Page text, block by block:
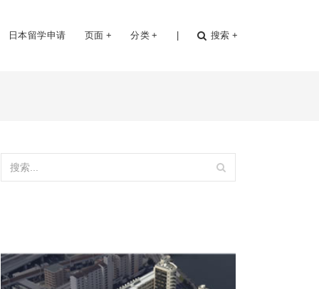
日本留学申请 页面 + 分类 + 搜索 +